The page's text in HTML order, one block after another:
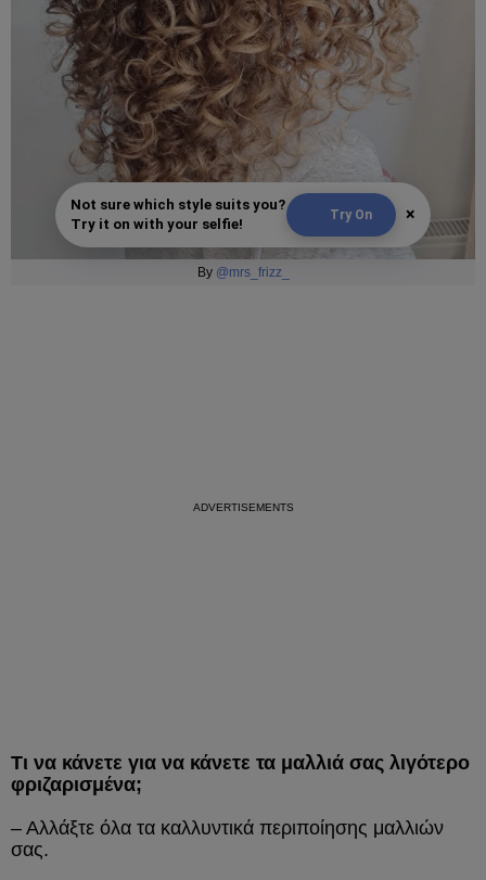
Not sure which style suits you?
Try it on with your selfie!
Try On ×
By @mrs_frizz_
Τι να κάνετε για να κάνετε τα μαλλιά σας λιγότερο
φριζαρισμένα;
– Αλλάξτε όλα τα καλλυντικά περιποίησης μαλλιών
σας.